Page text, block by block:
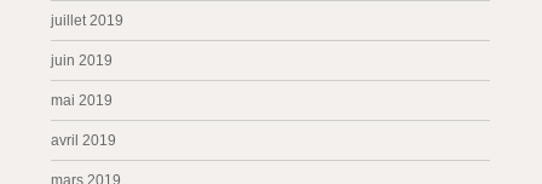
juillet 2019
juin 2019
mai 2019
avril 2019
mars 2019